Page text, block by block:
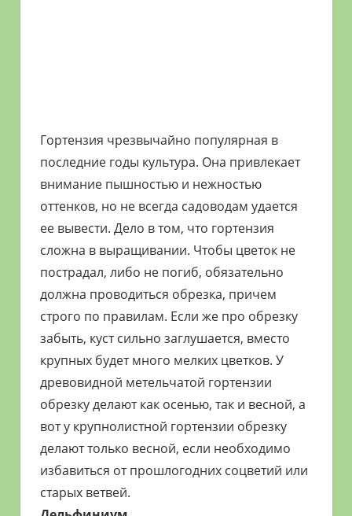
Гортензия чрезвычайно популярная в
последние годы культура. Она привлекает
внимание пышностью и нежностью
оттенков, но не всегда садоводам удается
ее вывести. Дело в том, что гортензия
сложна в выращивании. Чтобы цветок не
пострадал, либо не погиб, обязательно
должна проводиться обрезка, причем
строго по правилам. Если же про обрезку
забыть, куст сильно заглушается, вместо
крупных будет много мелких цветков. У
древовидной метельчатой гортензии
обрезку делают как осенью, так и весной, а
вот у крупнолистной гортензии обрезку
делают только весной, если необходимо
избавиться от прошлогодних соцветий или
старых ветвей.